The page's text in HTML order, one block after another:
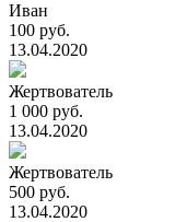
Иван
100 руб.
13.04.2020
Жертвователь
1 000 руб.
13.04.2020
Жертвователь
500 руб.
13.04.2020